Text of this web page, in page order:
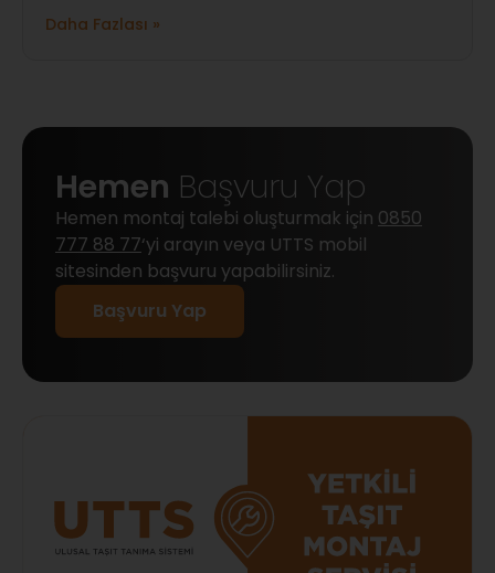
Daha Fazlası »
Hemen Başvuru Yap
Hemen montaj talebi oluşturmak için 0850
777 88 77‘yi arayın veya UTTS mobil
sitesinden başvuru yapabilirsiniz.
Başvuru Yap